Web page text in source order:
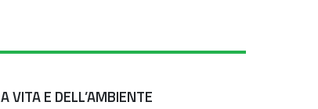
VITA E DELL’AMBIENTE